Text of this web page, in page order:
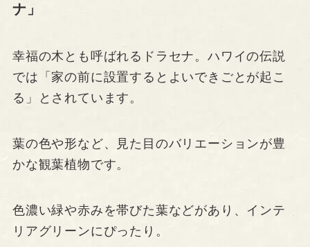
ナ」
幸福の木とも呼ばれるドラセナ。ハワイの伝説
では「家の前に設置するとよいできごとが起こ
る」とされています。
葉の色や形など、見た目のバリエーションが豊
かな観葉植物です。
色濃い緑や赤みを帯びた葉などがあり、インテ
リアグリーンにぴったり。